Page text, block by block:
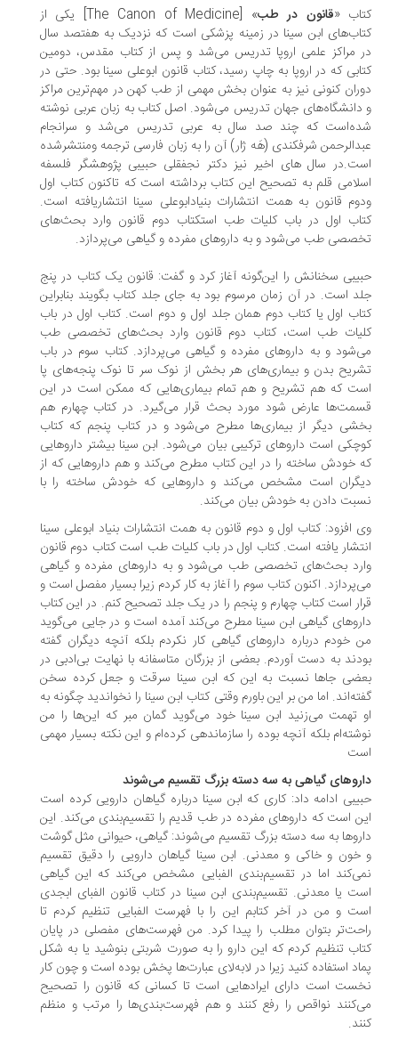
«قانون در طب
» [The Canon of Medicine] یکی از
ابن سینا در زمینه پزشکی‌ است که نزدیک به هفتصد سال
مراکز علمی اروپا تدریس می‌شد و پس از کتاب مقدس، دومین
که در اروپا به چاپ رسید، کتاب قانون ابوعلی سینا بود. حتی در
کنونی نیز به عنوان بخش مهمی از طب کهن در مهم‌ترین مراکز
جهان تدریس می‌شود. اصل کتاب به زبان عربی نوشته
که چند صد سال به عربی تدریس می‌شد و سرانجام
شرفکندی (هَه ژار) آن را به زبان فارسی ترجمه ومنتشرشده
سال های اخیر نیز دکتر نجفقلی حبیبی پژوهشگر فلسفه
قلم به تصحیح این کتاب برداشته است که تاکنون کتاب اول
قانون به همت انتشارات بنیادابوعلی سینا انتشاریافته است.
اول در باب کلیات طب استکتاب دوم قانون وارد بحث‌های
طب می‌شود و به دارو‌های مفرده و گیاهی می‌پردازد.
سخنانش را این‌گونه آغاز کرد و گفت: قانون یک کتاب در پنج
است. در آن زمان مرسوم بود به جای جلد کتاب بگویند بنابراین
اول یا کتاب دوم همان جلد اول و دوم است. کتاب اول در باب
طب است، کتاب دوم قانون وارد بحث‌های تخصصی طب
و به دارو‌های مفرده و گیاهی می‌پردازد. کتاب سوم در باب
بدن و بیماری‌های هر بخش از نوک سر تا نوک پنجه‌های پا
که هم تشریح و هم تمام بیماری‌هایی که ممکن است در این
عارض شود مورد بحث قرار می‌گیرد. در کتاب چهارم هم
دیگر از بیماری‌ها مطرح می‌شود و در کتاب پنجم که کتاب
است داروهای ترکیبی بیان می‌شود. ابن سینا بیشتر داروهایی
خودش ساخته را در این کتاب مطرح می‌کند و هم داروهایی که از
است مشخص می‌کند و داروهایی که خودش ساخته را با
دادن به خودش بیان می‌کند.
افزود:‌ کتاب اول و دوم قانون به همت انتشارات بنیاد ابوعلی سینا
یافته است. کتاب اول در باب کلیات طب است کتاب دوم قانون
بحث‌های تخصصی طب می‌شود و به دارو‌های مفرده و گیاهی
اکنون کتاب سوم را آغاز به کار کردم زیرا بسیار مفصل است و
است کتاب چهارم و پنجم را در یک جلد تصحیح کنم. در این کتاب
گیاهی ابن سینا مطرح می‌کند آمده است و در جایی می‌گوید
خودم درباره داروهای گیاهی کار نکردم بلکه آنچه دیگران گفته
به دست آوردم. بعضی از بزرگان متاسفانه با نهایت بی‌ادبی در
جاها نسبت به این که ابن سینا سرقت و جعل کرده سخن
اما من بر این باورم وقتی کتاب ابن سینا را نخواندید چگونه به
تهمت می‌زنید ابن سینا خود می‌گوید گمان مبر که این‌ها را من
بلکه آنچه بوده را سازماندهی کرده‌ام و این نکته بسیار مهمی
گیاهی به سه دسته بزرگ تقسیم می‌شوند
ادامه داد: کاری که ابن سینا درباره گیاهان دارویی کرده است
است که داروهای مفرده در طب قدیم را تقسیم‌بندی می‌کند. این
به سه دسته بزرگ تقسیم می‌شوند: گیاهی، حیوانی مثل گوشت
و خاکی و معدنی. ابن سینا گیاهان دارویی را دقیق تقسیم
اما در تقسیم‌بندی الفبایی مشخص می‌کند که این گیاهی
یا معدنی. تقسیم‌بندی ابن سینا در کتاب قانون الفبای ابجدی
و من در آخر کتابم این را با فهرست الفبایی تنظیم کردم تا
بتوان مطلب را پیدا کرد. من فهرست‌های مفصلی در پایان
تنظیم کردم که این دارو را به صورت شربتی بنوشید یا به شکل
استفاده کنید زیرا در لابه‌لای عبارت‌ها پخش بوده است و چون کار
است دارای ایرادهایی است تا کسانی که قانون را تصحیح
نواقص را رفع کنند و هم فهرست‌بندی‌ها را مرتب و منظم